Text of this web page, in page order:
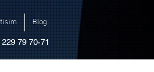
Blog
79 70-71